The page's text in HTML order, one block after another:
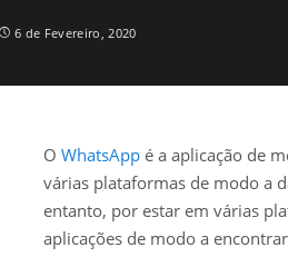
6 de Fevereiro, 2020
O WhatsApp é a aplicação de
várias plataformas de modo a
entanto, por estar em várias
aplicações de modo a